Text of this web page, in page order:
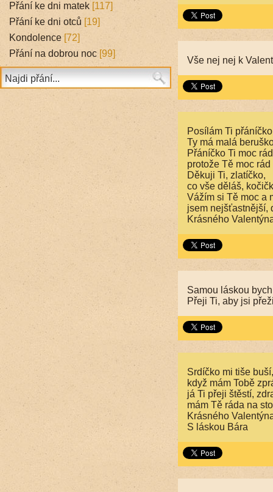
Přání ke dni matek [117]
Přání ke dni otců [19]
Kondolence [72]
Přání na dobrou noc [99]
Vše nej nej k
Posílám Ti
Ty má malá
Přáníčko Ti moc
protože Tě moc rád
Děkuji Ti, zlatíčko,
co vše děláš,
Vážím si Tě moc a
jsem nejšťastnější,
Krásného
Samou láskou
Přeji Ti, aby jsi
Srdíčko mi tiše buší,
když mám Tobě
já Ti přeji štěstí,
mám Tě ráda na
Krásného
S láskou Bára